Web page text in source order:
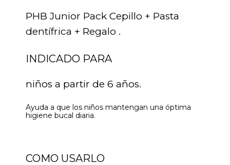
PHB Junior Pack Cepillo + Pasta
dentífrica + Regalo .
INDICADO PARA
niños a partir de 6 años.
Ayuda a que los niños mantengan una óptima
higiene bucal diaria.
COMO USARLO